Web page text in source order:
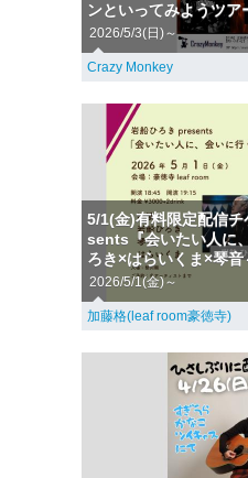
ンといってみようツア
2026/5/3(日)～
Crazy Monkey
5/1(金)有料限定配信
sents『会いたい人に
ろき×はらいくま×琴音
2026/5/1(金)～
加藤格(leaf room豪徳寺)